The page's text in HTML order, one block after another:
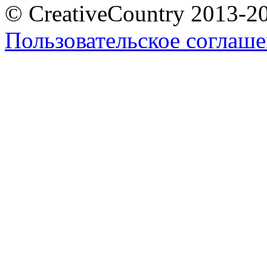
© CreativeCountry 2013-
Пользовательское